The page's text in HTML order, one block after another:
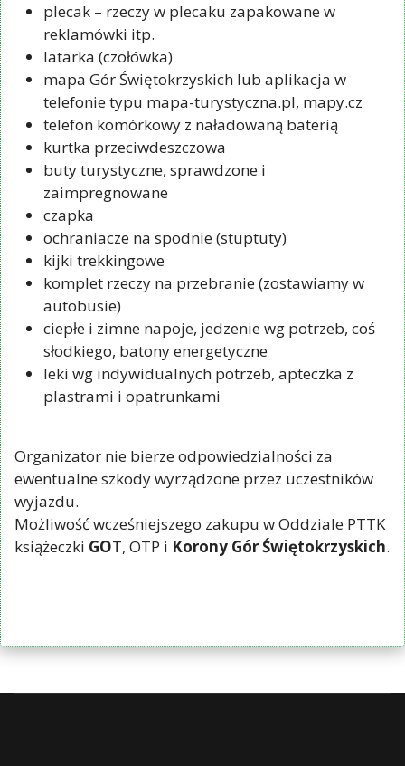
plecak – rzeczy w plecaku zapakowane w
reklamówki itp.
latarka (czołówka)
mapa Gór Świętokrzyskich lub aplikacja w
telefonie typu mapa-turystyczna.pl, mapy.cz
telefon komórkowy z naładowaną baterią
kurtka przeciwdeszczowa
buty turystyczne, sprawdzone i
zaimpregnowane
czapka
ochraniacze na spodnie (stuptuty)
kijki trekkingowe
komplet rzeczy na przebranie (zostawiamy w
autobusie)
ciepłe i zimne napoje, jedzenie wg potrzeb, coś
słodkiego, batony energetyczne
leki wg indywidualnych potrzeb, apteczka z
plastrami i opatrunkami
Organizator nie bierze odpowiedzialności za
ewentualne szkody wyrządzone przez uczestników
wyjazdu.
Możliwość wcześniejszego zakupu w Oddziale PTTK
książeczki GOT, OTP i Korony Gór Świętokrzyskich.